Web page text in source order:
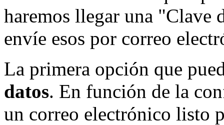
haremos llegar una "Clave
envíe esos por correo
La primera opción que
datos. En función de la
un correo electrónico listo